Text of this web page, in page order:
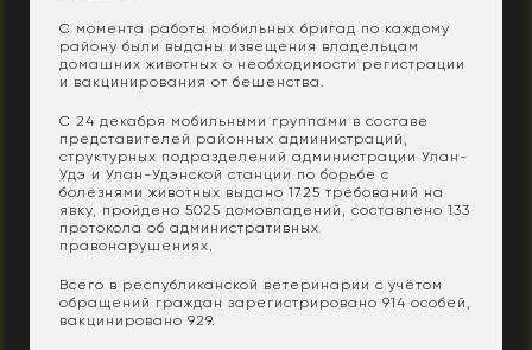
С момента работы мобильных бригад по каждому
району были выданы извещения владельцам
домашних животных о необходимости регистрации
и вакцинирования от бешенства.
C 24 декабря мобильными группами в составе
представителей районных администраций,
структурных подразделений администрации Улан-
Удэ и Улан-Удэнской станции по борьбе с
болезнями животных выдано 1725 требований на
явку, пройдено 5025 домовладений, составлено 133
протокола об административных
правонарушениях.
Всего в республиканской ветеринарии с учётом
обращений граждан зарегистрировано 914 особей,
вакцинировано 929.